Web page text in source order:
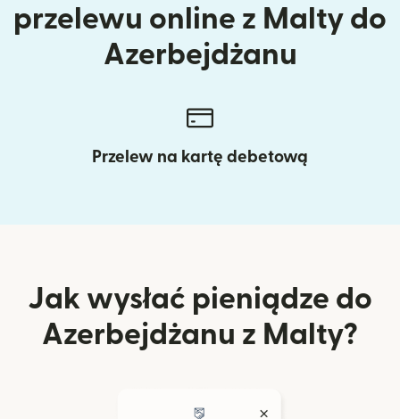
przelewu online z Malty do
Azerbejdżanu
Przelew na kartę debetową
Jak wysłać pieniądze do
Azerbejdżanu z Malty?